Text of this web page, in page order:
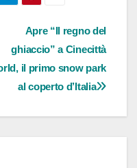
Apre “Il regno del
ghiaccio” a Cinecittà
il primo snow park
al coperto d’Italia